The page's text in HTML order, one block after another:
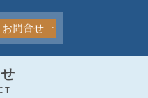
お問合せ